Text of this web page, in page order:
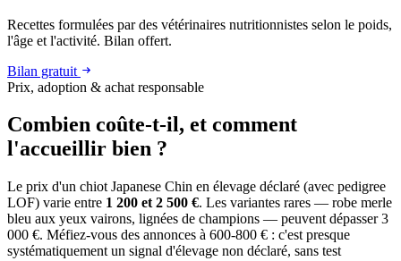
Recettes formulées par des vétérinaires nutritionnistes selon le poids,
l'âge et l'activité. Bilan offert.
Bilan gratuit
Prix, adoption & achat responsable
Combien coûte-t-il, et comment
l'accueillir bien ?
Le prix d'un chiot Japanese Chin en élevage déclaré (avec pedigree
LOF) varie entre 1 200 et 2 500 €. Les variantes rares — robe merle
bleu aux yeux vairons, lignées de champions — peuvent dépasser 3
000 €. Méfiez-vous des annonces à 600-800 € : c'est presque
systématiquement un signal d'élevage non déclaré, sans test